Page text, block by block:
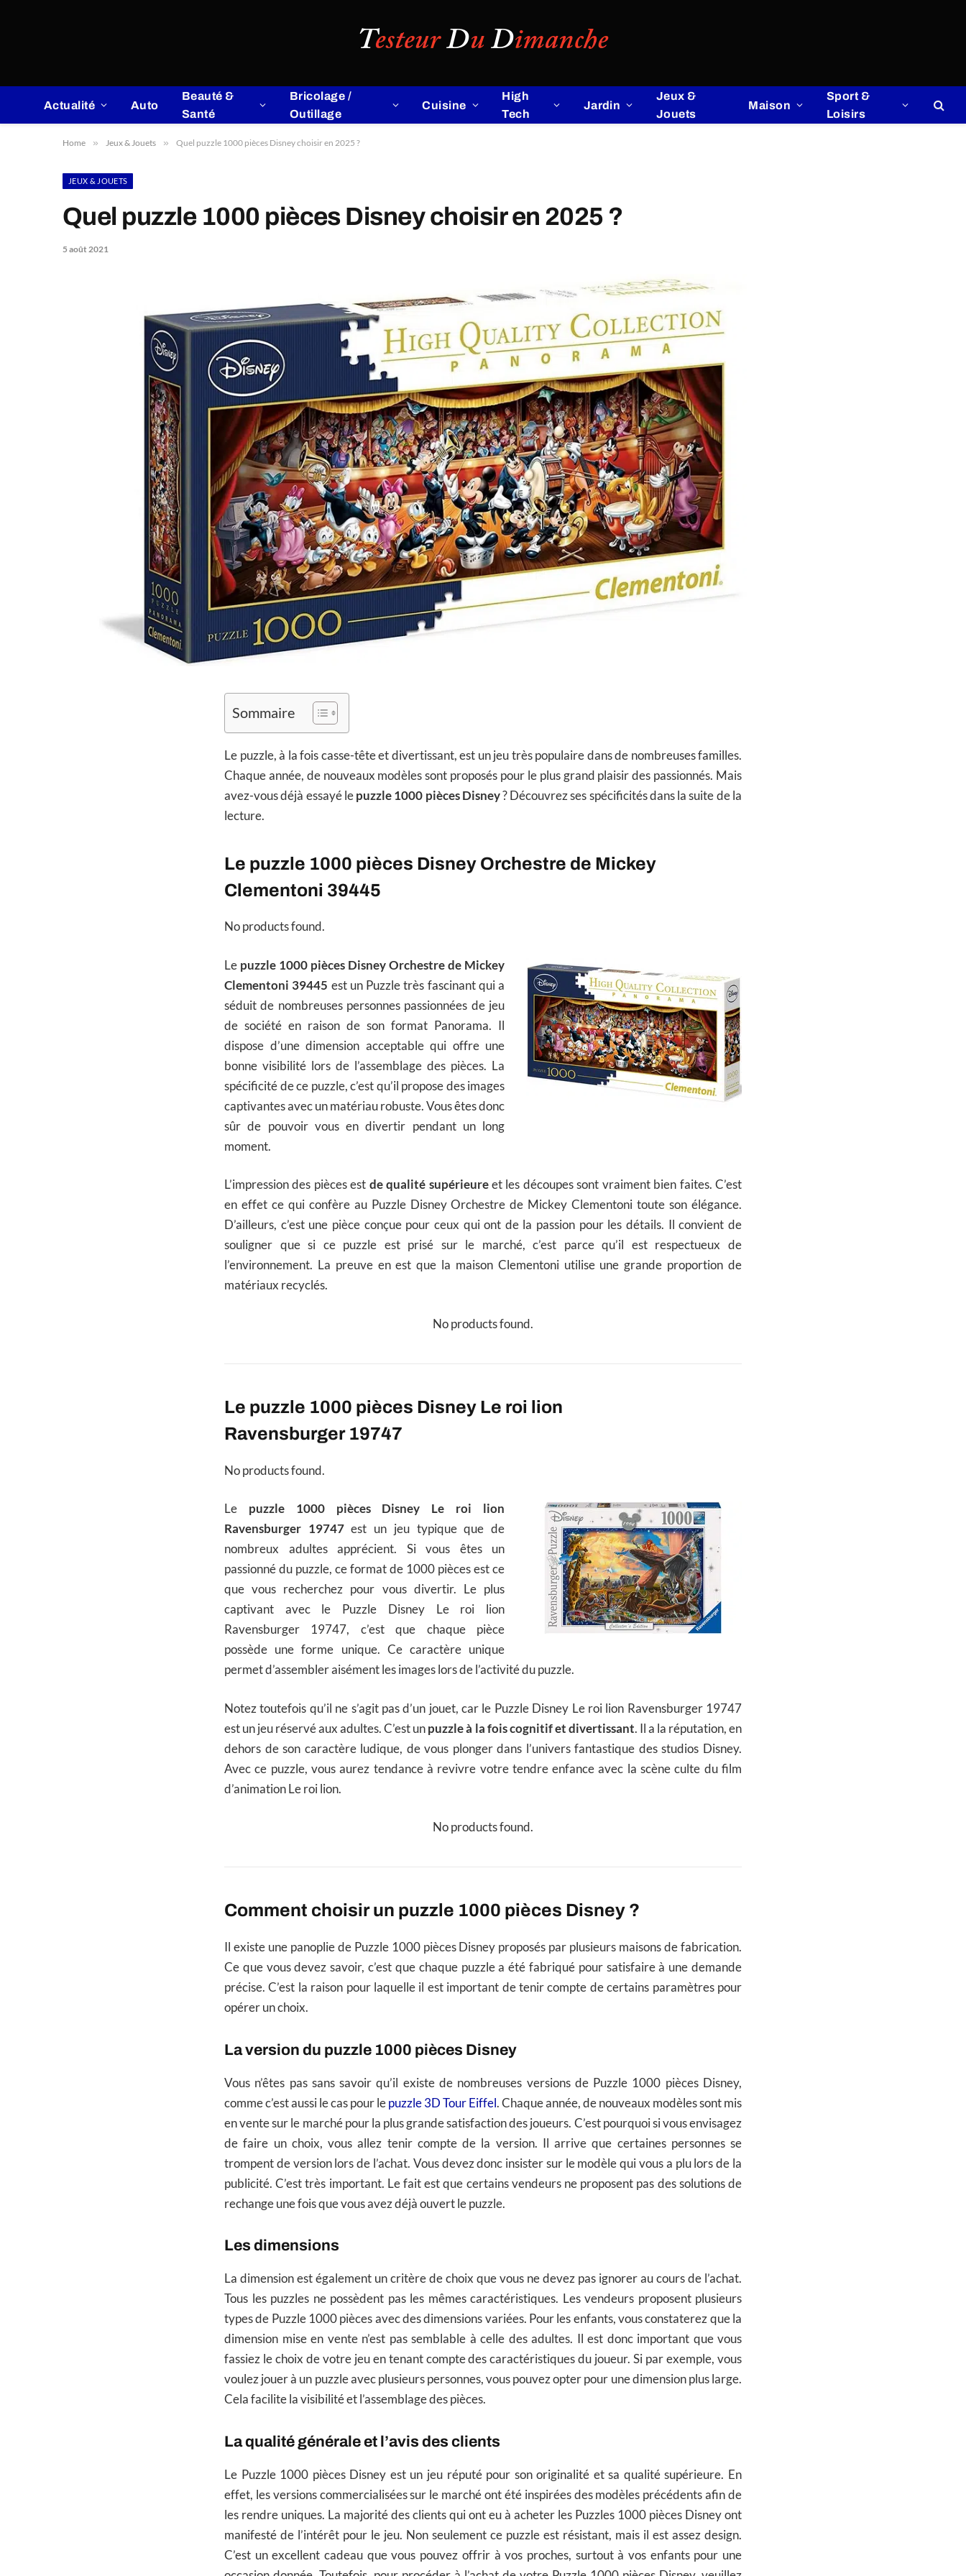
Actualité Auto
Beauté &
Santé
Bricolage /
Outillage
Cuisine
High
Tech
Jardin
Jeux &
Jouets
Maison
Sport &
Loisirs
Home » Jeux & Jouets » Quel puzzle 1000 pièces Disney choisir en 2025 ?
JEUX & JOUETS
Quel puzzle 1000 pièces Disney choisir en 2025 ?
5 août 2021
Sommaire
Le puzzle, à la fois casse-tête et divertissant, est un jeu très populaire dans de nombreuses familles.
Chaque année, de nouveaux modèles sont proposés pour le plus grand plaisir des passionnés. Mais
avez-vous déjà essayé le puzzle 1000 pièces Disney? Découvrez ses spécificités dans la suite de la
lecture.
Le puzzle 1000 pièces Disney Orchestre de Mickey
Clementoni 39445
No products found.
Le puzzle 1000 pièces Disney Orchestre de Mickey
Clementoni 39445 est un Puzzle très fascinant qui a
séduit de nombreuses personnes passionnées de jeu
de société en raison de son format Panorama. Il
dispose d’une dimension acceptable qui offre une
bonne visibilité lors de l’assemblage des pièces. La
spécificité de ce puzzle, c’est qu’il propose des images
captivantes avec un matériau robuste. Vous êtes donc
sûr de pouvoir vous en divertir pendant un long
moment.
L’impression des pièces est de qualité supérieureet les découpes sont vraiment bien faites. C’est
en effet ce qui confère au Puzzle Disney Orchestre de Mickey Clementoni toute son élégance.
D’ailleurs, c’est une pièce conçue pour ceux qui ont de la passion pour les détails. Il convient de
souligner que si ce puzzle est prisé sur le marché, c’est parce qu’il est respectueux de
l’environnement. La preuve en est que la maison Clementoni utilise une grande proportion de
matériaux recyclés.
No products found.
Le puzzle 1000 pièces Disney Le roi lion
Ravensburger 19747
No products found.
Le puzzle 1000 pièces Disney Le roi lion
Ravensburger 19747est un jeu typique que de
nombreux adultes apprécient. Si vous êtes un
passionné du puzzle, ce format de 1000 pièces est ce
que vous recherchez pour vous divertir. Le plus
captivant avec le Puzzle Disney Le roi lion
Ravensburger 19747, c’est que chaque pièce
possède une forme unique. Ce caractère unique
permet d’assembler aisément les images lors de l’activité du puzzle.
Notez toutefois qu’il ne s’agit pas d’un jouet, car le Puzzle Disney Le roi lion Ravensburger 19747
est un jeu réservé aux adultes. C’est un puzzle à la fois cognitif et divertissant. Il a la réputation, en
dehors de son caractère ludique, de vous plonger dans l’univers fantastique des studios Disney.
Avec ce puzzle, vous aurez tendance à revivre votre tendre enfance avec la scène culte du film
d’animation Le roi lion.
No products found.
Comment choisir un puzzle 1000 pièces Disney ?
Il existe une panoplie de Puzzle 1000 pièces Disney proposés par plusieurs maisons de fabrication.
Ce que vous devez savoir, c’est que chaque puzzle a été fabriqué pour satisfaire à une demande
précise. C’est la raison pour laquelle il est important de tenir compte de certains paramètres pour
opérer un choix.
La version du puzzle 1000 pièces Disney
Vous n’êtes pas sans savoir qu’il existe de nombreuses versions de Puzzle 1000 pièces Disney,
comme c’est aussi le cas pour le puzzle 3D Tour Eiffel. Chaque année, de nouveaux modèles sont mis
en vente sur le marché pour la plus grande satisfaction des joueurs. C’est pourquoi si vous envisagez
de faire un choix, vous allez tenir compte de la version. Il arrive que certaines personnes se
trompent de version lors de l’achat. Vous devez donc insister sur le modèle qui vous a plu lors de la
publicité. C’est très important. Le fait est que certains vendeurs ne proposent pas des solutions de
rechange une fois que vous avez déjà ouvert le puzzle.
Les dimensions
La dimension est également un critère de choix que vous ne devez pas ignorer au cours de l’achat.
Tous les puzzles ne possèdent pas les mêmes caractéristiques. Les vendeurs proposent plusieurs
types de Puzzle 1000 pièces avec des dimensions variées. Pour les enfants, vous constaterez que la
dimension mise en vente n’est pas semblable à celle des adultes. Il est donc important que vous
fassiez le choix de votre jeu en tenant compte des caractéristiques du joueur. Si par exemple, vous
voulez jouer à un puzzle avec plusieurs personnes, vous pouvez opter pour une dimension plus large.
Cela facilite la visibilité et l’assemblage des pièces.
La qualité générale et l’avis des clients
Le Puzzle 1000 pièces Disney est un jeu réputé pour son originalité et sa qualité supérieure. En
effet, les versions commercialisées sur le marché ont été inspirées des modèles précédents afin de
les rendre uniques. La majorité des clients qui ont eu à acheter les Puzzles 1000 pièces Disney ont
manifesté de l’intérêt pour le jeu. Non seulement ce puzzle est résistant, mais il est assez design.
C’est un excellent cadeau que vous pouvez offrir à vos proches, surtout à vos enfants pour une